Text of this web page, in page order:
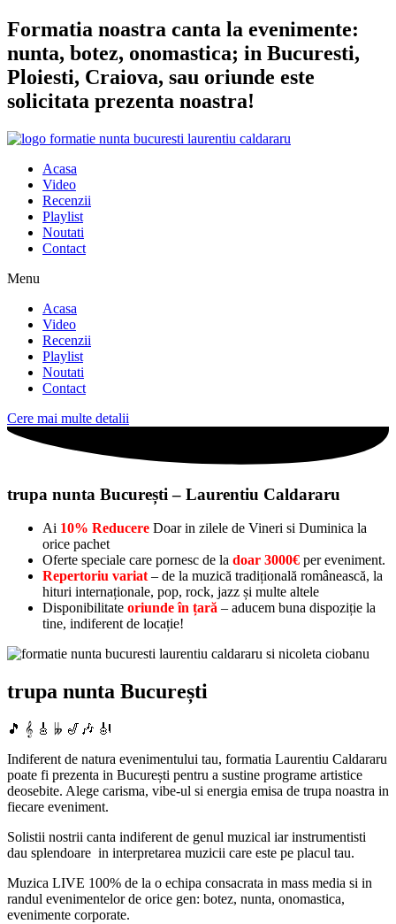
Sari
la
conținut
Formatia noastra canta la evenimente:
nunta, botez, onomastica; in Bucuresti,
Ploiesti, Craiova, sau oriunde este
solicitata prezenta noastra!
Acasa
Video
Recenzii
Playlist
Noutati
Contact
Menu
Acasa
Video
Recenzii
Playlist
Noutati
Contact
Cere mai multe detalii
trupa nunta București – Laurentiu Caldararu
Ai 10% Reducere Doar in zilele de Vineri si Duminica la
orice pachet
Oferte speciale care pornesc de la doar 3000€ per eveniment.
Repertoriu variat– de la muzică tradițională românească, la
hituri internaționale, pop, rock, jazz și multe altele
Disponibilitate oriunde în țară – aducem buna dispoziție la
tine, indiferent de locație!
trupa nunta București
🎵 𝄞 🎸 𝄫 🎷🎶 🎻
Indiferent de natura evenimentului tau, formatia Laurentiu Caldararu
poate fi prezenta in București pentru a sustine programe artistice
deosebite. Alege carisma, vibe-ul si energia emisa de trupa noastra in
fiecare eveniment.
Solistii nostrii canta indiferent de genul muzical iar instrumentisti
dau splendoare in interpretarea muzicii care este pe placul tau.
Muzica LIVE 100% de la o echipa consacrata in mass media si in
randul evenimentelor de orice gen: botez, nunta, onomastica,
evenimente corporate.